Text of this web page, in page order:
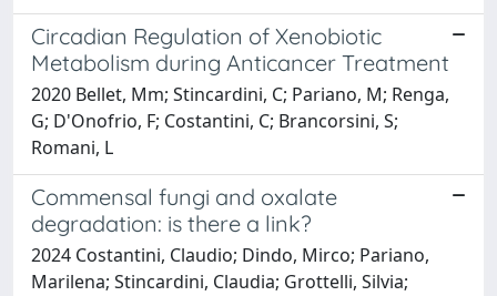
Circadian Regulation of Xenobiotic
Metabolism during Anticancer Treatment
2020 Bellet, Mm; Stincardini, C; Pariano, M; Renga,
G; D'Onofrio, F; Costantini, C; Brancorsini, S;
Romani, L
Commensal fungi and oxalate
degradation: is there a link?
2024 Costantini, Claudio; Dindo, Mirco; Pariano,
Marilena; Stincardini, Claudia; Grottelli, Silvia;